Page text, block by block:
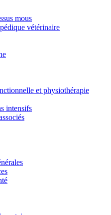
mous
vétérinaire
et physiothérapie
intensifs